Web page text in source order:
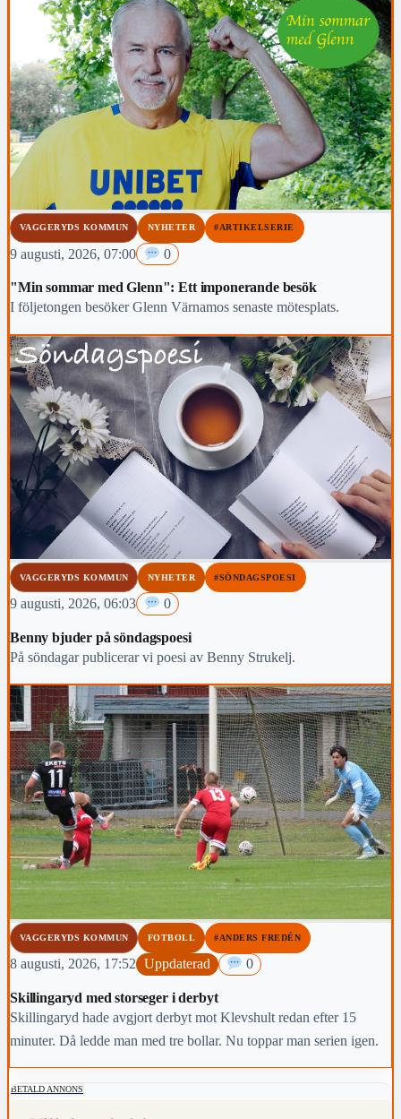
VAGGERYDS KOMMUN NYHETER #ARTIKELSERIE
9 augusti, 2026, 07:00 0
"Min sommar med Glenn": Ett imponerande besök
I följetongen besöker Glenn Värnamos senaste mötesplats.
VAGGERYDS KOMMUN NYHETER #SÖNDAGSPOESI
9 augusti, 2026, 06:03 0
Benny bjuder på söndagspoesi
På söndagar publicerar vi poesi av Benny Strukelj.
VAGGERYDS KOMMUN FOTBOLL #ANDERS FREDÉN
8 augusti, 2026, 17:52 Uppdaterad 0
Skillingaryd med storseger i derbyt
Skillingaryd hade avgjort derbyt mot Klevshult redan efter 15
minuter. Då ledde man med tre bollar. Nu toppar man serien igen.
BETALD ANNONS